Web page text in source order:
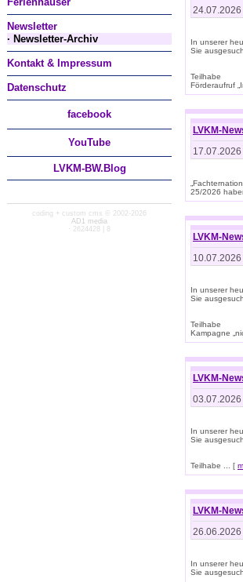
Newsletter
· Newsletter-Archiv
Kontakt & Impressum
Datenschutz
facebook
YouTube
LVKM-BW.Blog
coding + custom cms © 2002-2026
AD1 media
· 2624428 | 8
24.07.2026
In unserer
Sie
Teilhabe
Förderaufruf
LVKM-
17.07.2026
25/2026
LVKM-
10.07.2026
In unserer
Sie
Teilhabe
Kampagne
LVKM-
03.07.2026
In unserer
Sie
Teilhabe ... [
LVKM-
26.06.2026
In unserer
Sie